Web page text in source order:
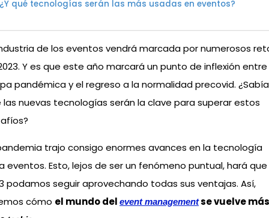
¿Y qué tecnologías serán las más usadas en eventos?
de los eventos vendrá marcada por numerosos
Y es que este año marcará un punto de inflexión
pandémica y el regreso a la normalidad precovid.
las nuevas tecnologías serán la clave para superar estos
trajo consigo enormes avances en la tecnología
eventos. Esto, lejos de ser un fenómeno puntual, hará
podamos seguir aprovechando todas sus ventajas. Así,
cómo el mundo del event managementse vuelve